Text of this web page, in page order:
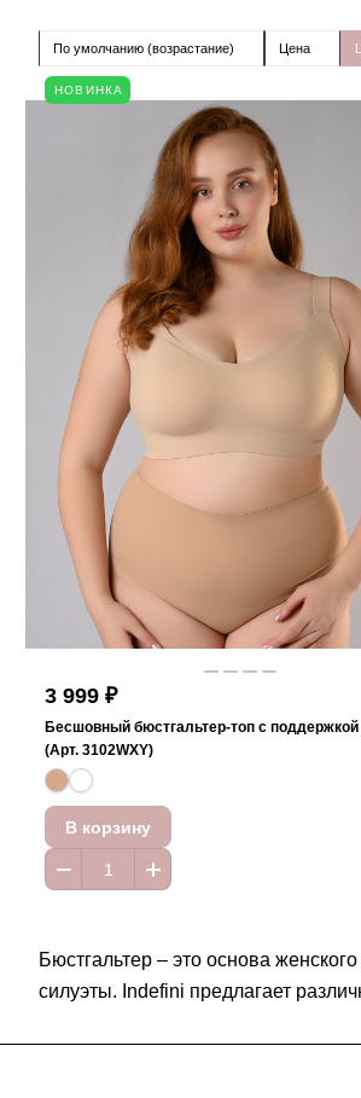
По умолчанию (возрастание) Цена
НОВИНКА
3 999 ₽
Бесшовный бюстгальтер-топ с
(Арт. 3102WXY)
В корзину
Бюстгальтер – это основа
силуэты. Indefini предлагает